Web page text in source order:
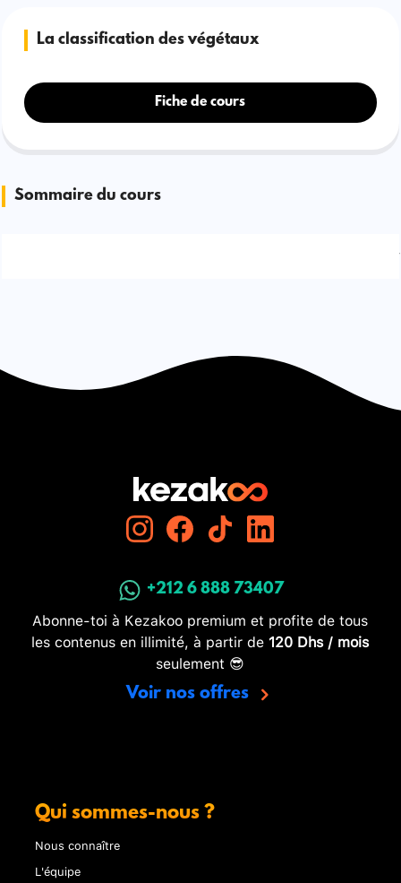
La classification des végétaux
Fiche de cours
Sommaire du cours
+212 6 888 73407
Abonne-toi à Kezakoo premium et profite de tous
les contenus en illimité, à partir de 120 Dhs / mois
seulement 😎
Voir nos offres
Qui sommes-nous ?
Nous connaître
L'équipe